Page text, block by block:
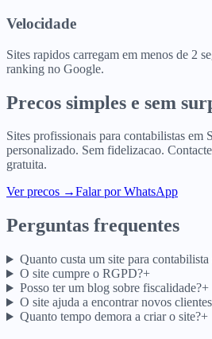
Velocidade
Sites rapidos carregam em menos de 2
ranking no Google.
Precos simples e sem
Sites profissionais para contabilistas em
personalizado. Sem fidelizacao.
gratuita.
Ver precos →Falar por WhatsApp
Perguntas frequentes
Quanto custa um site para contabilista
O site cumpre o RGPD?+
Posso ter um blog sobre fiscalidade?+
O site ajuda a encontrar novos
Quanto tempo demora a criar o site?+